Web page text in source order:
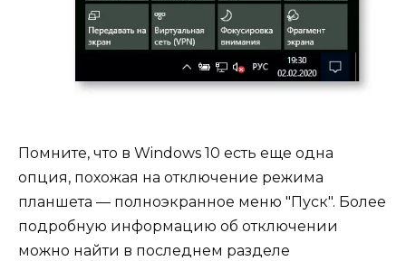
Помните, что в Windows 10 есть еще одна
опция, похожая на отключение режима
планшета — полноэкранное меню "Пуск". Более
подробную информацию об отключении
можно найти в последнем разделе